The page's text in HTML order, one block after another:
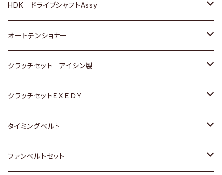
ＢＥＮＺ
スバル
三菱
スバル
マツダ
三菱
スバル
マツダ
三菱
スバル
日産
いすゞ
ダイハツ
マツダ
三菱
スバル
ＢＭＷ
GOLF
ＷＡＧＥＮ
アストロ（シボレー）
クライスラー
ＢＭＷ
ＷＡＧＥＮ
ＶＯＬＶＯ
トヨタ
ホンダ
スズキ
日産
ダイハツ
マツダ
HDK ドライブシャフトAssy
スズキ
ダイハツ
日産
ホンダ
マツダ
オートテンショナー
トヨタ
クラッチセット アイシン製
ホンダ
スズキ
ダイハツ
クラッチセットＥＸＥＤＹ
ホンダ
スズキ
タイミングベルト
トヨタ
ファンベルトセット